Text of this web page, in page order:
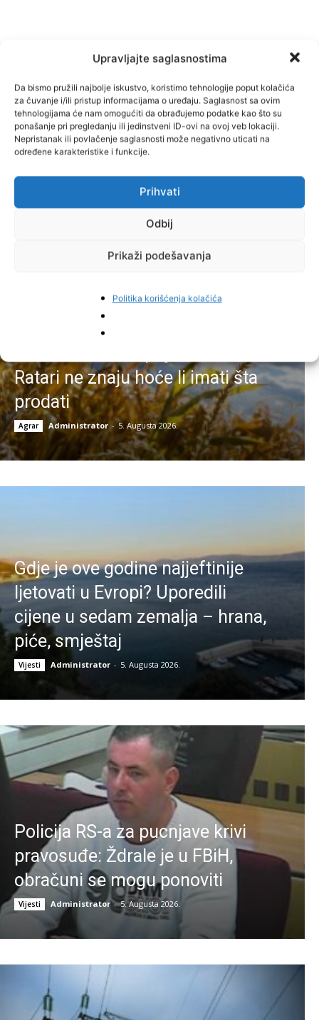
Upravljajte saglasnostima
Da bismo pružili najbolje iskustvo, koristimo tehnologije poput kolačića
za čuvanje i/ili pristup informacijama o uređaju. Saglasnost sa ovim
tehnologijama će nam omogućiti da obrađujemo podatke kao što su
ponašanje pri pregledanju ili jedinstveni ID-ovi na ovoj veb lokaciji.
Nepristanak ili povlačenje saglasnosti može negativno uticati na
određene karakteristike i funkcije.
Prihvati
Odbij
Prikaži podešavanja
Politika korišćenja kolačića
Facebook Pinterest
Najnovije vijesti
Ratari ne znaju hoće li imati šta
prodati
Agrar Administrator - 5. Augusta 2026.
Gdje je ove godine najjeftinije
ljetovati u Evropi? Uporedili
cijene u sedam zemalja – hrana,
piće, smještaj
Vijesti Administrator - 5. Augusta 2026.
Policija RS-a za pucnjave krivi
pravosuđe: Ždrale je u FBiH,
obračuni se mogu ponoviti
Vijesti Administrator - 5. Augusta 2026.